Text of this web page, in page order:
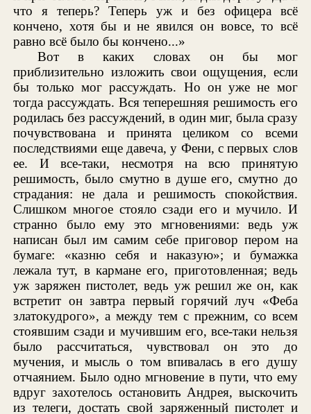
что я теперь? Теперь уж и без офицера всё
кончено, хотя бы и не явился он вовсе, то всё
равно всё было бы кончено...»
Вот в каких словах он бы мог
приблизительно изложить свои ощущения, если
бы только мог рассуждать. Но он уже не мог
тогда рассуждать. Вся теперешняя решимость его
родилась без рассуждений, в один миг, была сразу
почувствована и принята целиком со всеми
последствиями еще давеча, у Фени, с первых слов
ее. И все-таки, несмотря на всю принятую
решимость, было смутно в душе его, смутно до
страдания: не дала и решимость спокойствия.
Слишком многое стояло сзади его и мучило. И
странно было ему это мгновениями: ведь уж
написан был им самим себе приговор пером на
бумаге: «казню себя и наказую»; и бумажка
лежала тут, в кармане его, приготовленная; ведь
уж заряжен пистолет, ведь уж решил же он, как
встретит он завтра первый горячий луч «Феба
златокудрого», а между тем с прежним, со всем
стоявшим сзади и мучившим его, все-таки нельзя
было рассчитаться, чувствовал он это до
мучения, и мысль о том впивалась в его душу
отчаянием. Было одно мгновение в пути, что ему
вдруг захотелось остановить Андрея, выскочить
из телеги, достать свой заряженный пистолет и